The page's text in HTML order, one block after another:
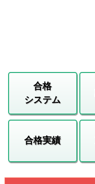
合格
システム
合格実績